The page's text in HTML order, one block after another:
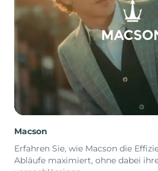
Macson
Erfahren Sie, wie Macson die
Abläufe maximiert, ohne dabei